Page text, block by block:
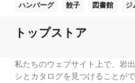
ハンバーグ 餃子 図書館 ジ
トップストア
私たちのウェブサイト上で、岩
シとカタログを見つけることが